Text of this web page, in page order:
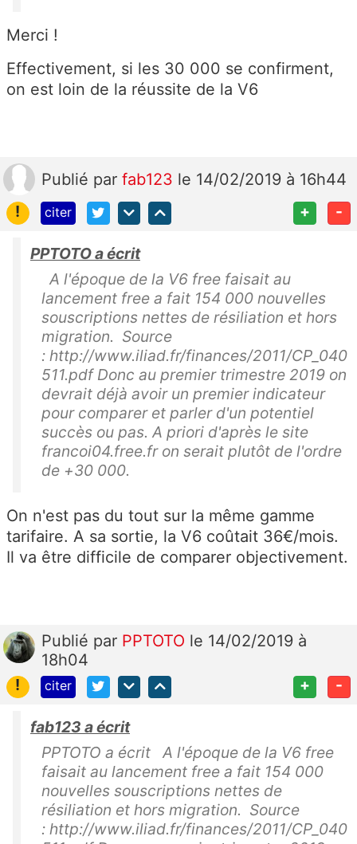
Merci !
Effectivement, si les 30 000 se confirment,
on est loin de la réussite de la V6
Publié par fab123 le 14/02/2019 à 16h44
!
citer + -
PPTOTO a écrit
A l'époque de la V6 free faisait au
lancement free a fait 154 000 nouvelles
souscriptions nettes de résiliation et hors
migration. Source
: http://www.iliad.fr/finances/2011/CP_040
511.pdf Donc au premier trimestre 2019 on
devrait déjà avoir un premier indicateur
pour comparer et parler d'un potentiel
succès ou pas. A priori d'après le site
francoi04.free.fr on serait plutôt de l'ordre
de +30 000.
On n'est pas du tout sur la même gamme
tarifaire. A sa sortie, la V6 coûtait 36€/mois.
Il va être difficile de comparer objectivement.
Publié par PPTOTO le 14/02/2019 à
18h04
!
citer + -
fab123 a écrit
PPTOTO a écrit A l'époque de la V6 free
faisait au lancement free a fait 154 000
nouvelles souscriptions nettes de
résiliation et hors migration. Source
: http://www.iliad.fr/finances/2011/CP_040